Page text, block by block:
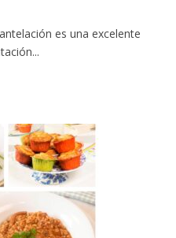
es una excelente